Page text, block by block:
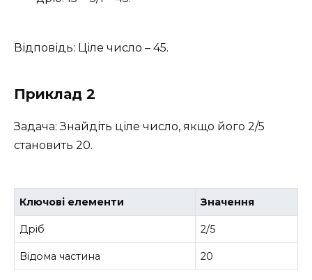
Відповідь: Ціле число – 45.
Приклад 2
Задача: Знайдіть ціле число, якщо його 2/5
становить 20.
Ключові елементи Значення
Дріб 2/5
Відома частина 20